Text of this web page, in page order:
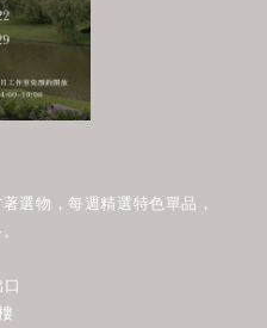
選物，每週精選特色單品，